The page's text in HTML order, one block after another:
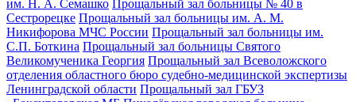
им. Н. А. Семашко Прощальный зал больницы № 40 в
Сестрорецке Прощальный зал больницы им. А. М.
Никифорова МЧС России Прощальный зал больницы им.
С.П. Боткина Прощальный зал больницы Святого
Великомученика Георгия Прощальный зал Всеволожского
отделения областного бюро судебно-медицинской экспертизы
Ленинградской области Прощальный зал ГБУЗ